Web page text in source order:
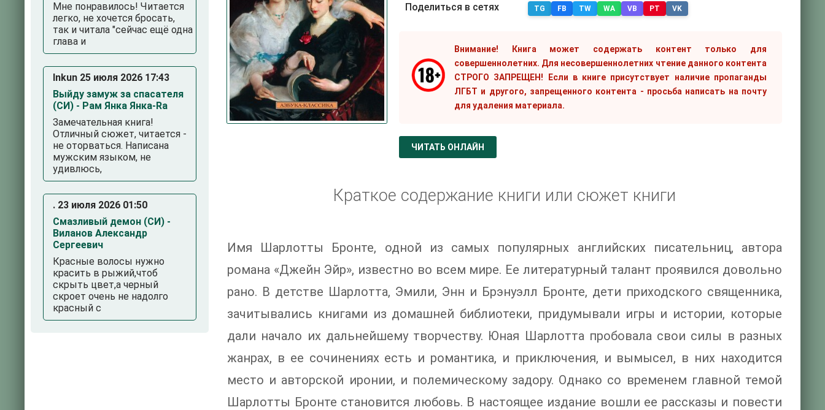
Поделиться в сетях TG FB TW WA VB PT VK
Внимание! Книга может содержать контент только для
совершеннолетних. Для несовершеннолетних чтение данного контента
СТРОГО ЗАПРЕЩЕН! Если в книге присутствует наличие пропаганды
ЛГБТ и другого, запрещенного контента - просьба написать на почту
для удаления материала.
ЧИТАТЬ ОНЛАЙН
Краткое содержание книги или сюжет книги
Имя Шарлотты Бронте, одной из самых популярных английских писательниц, автора
романа «Джейн Эйр», известно во всем мире. Ее литературный талант проявился довольно
рано. В детстве Шарлотта, Эмили, Энн и Брэнуэлл Бронте, дети приходского священника,
зачитывались книгами из домашней библиотеки, придумывали игры и истории, которые
дали начало их дальнейшему творчеству. Юная Шарлотта пробовала свои силы в разных
жанрах, в ее сочинениях есть и романтика, и приключения, и вымысел, в них находится
место и авторской иронии, и полемическому задору. Однако со временем главной темой
Шарлотты Бронте становится любовь. В настоящее издание вошли ее рассказы и повести
Мне понравилось! Читается
легко, не хочется бросать,
так и читала "сейчас ещё одна
глава и
Inkun 25 июля 2026 17:43
Выйду замуж за спасателя
(СИ) - Рам Янка Янка-Ra
Замечательная книга!
Отличный сюжет, читается -
не оторваться. Написана
мужским языком, не
удивлюсь,
. 23 июля 2026 01:50
Смазливый демон (СИ) -
Виланов Александр
Сергеевич
Красные волосы нужно
красить в рыжий,чтоб
скрыть цвет,а черный
скроет очень не надолго
красный с